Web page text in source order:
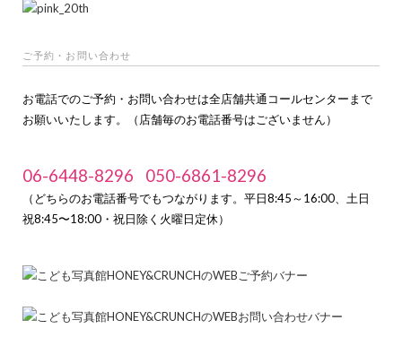
ご予約・お問い合わせ
お電話でのご予約・お問い合わせは全店舗共通コールセンターまで
お願いいたします。（店舗毎のお電話番号はございません）
06-6448-8296 050-6861-8296
（どちらのお電話番号でもつながります。平日8:45～16:00、土日
祝8:45〜18:00・祝日除く火曜日定休）